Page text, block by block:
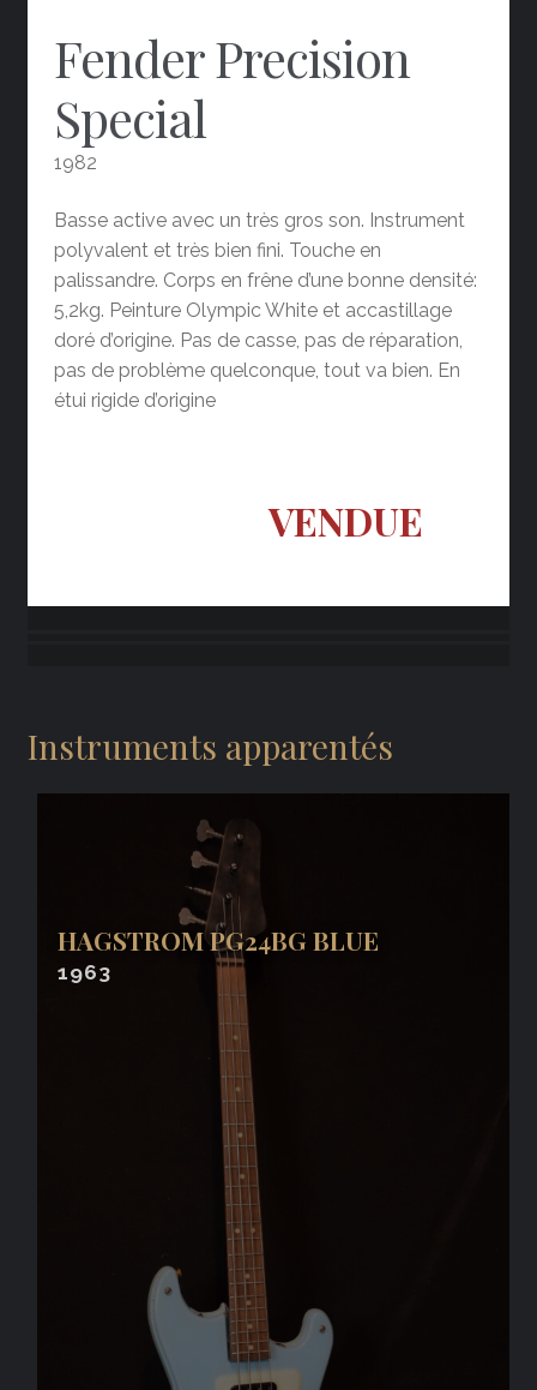
Fender Precision
Special
1982
Basse active avec un très gros son. Instrument
polyvalent et très bien fini. Touche en
palissandre. Corps en frêne d’une bonne densité:
5,2kg. Peinture Olympic White et accastillage
doré d’origine. Pas de casse, pas de réparation,
pas de problème quelconque, tout va bien. En
étui rigide d’origine
VENDUE
Instruments apparentés
HAGSTROM PG24BG BLUE
1963